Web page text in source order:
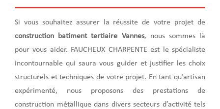
Si vous souhaitez assurer la réussite de votre projet de
construction batiment tertiaire Vannes, nous sommes là
pour vous aider. FAUCHEUX CHARPENTE est le spécialiste
incontournable qui saura vous guider et justifier les choix
structurels et techniques de votre projet. En tant qu’artisan
expérimenté, nous proposons des prestations de
construction métallique dans divers secteurs d’activité tels